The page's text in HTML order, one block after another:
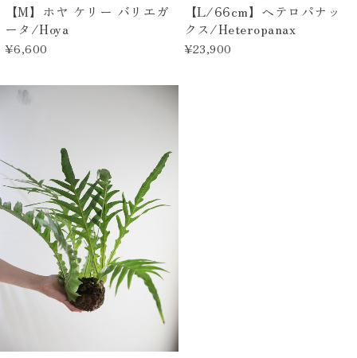
【M】ホヤ ケリー バリエガ
ータ/Hoya
¥6,600
【L/66cm】ヘテロパナッ
クス/Heteropanax
¥23,900